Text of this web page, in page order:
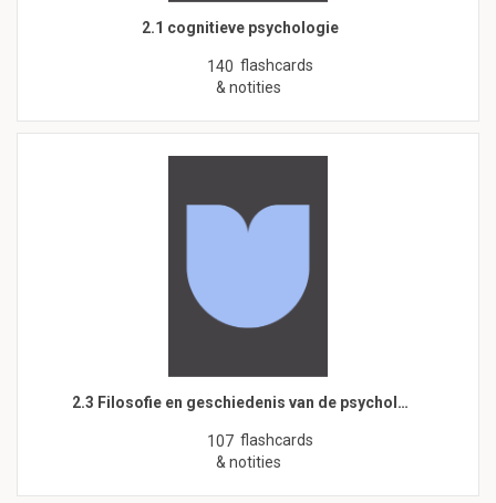
2.1 cognitieve psychologie
140 flashcards
& notities
2.3 Filosofie en geschiedenis van de psychol…
107 flashcards
& notities